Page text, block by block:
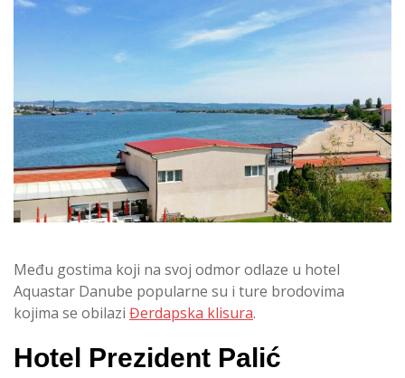
Među gostima koji na svoj odmor odlaze u hotel
Aquastar Danube popularne su i ture brodovima
kojima se obilazi Đerdapska klisura.
Hotel Prezident Palić